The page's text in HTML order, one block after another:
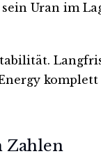
Uran im
Zahlen